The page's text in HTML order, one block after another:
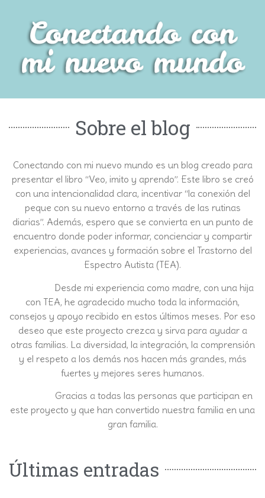
Sobre el blog
Conectando con mi nuevo mundo es un blog creado para
presentar el libro “Veo, imito y aprendo”. Este libro se creó
con una intencionalidad clara, incentivar “la conexión del
peque con su nuevo entorno a través de las rutinas
diarias”. Además, espero que se convierta en un punto de
encuentro donde poder informar, concienciar y compartir
experiencias, avances y formación sobre el Trastorno del
Espectro Autista (TEA).
Desde mi experiencia como madre, con una hija
con TEA, he agradecido mucho toda la información,
consejos y apoyo recibido en estos últimos meses. Por eso
deseo que este proyecto crezca y sirva para ayudar a
otras familias. La diversidad, la integración, la comprensión
y el respeto a los demás nos hacen más grandes, más
fuertes y mejores seres humanos.
Gracias a todas las personas que participan en
este proyecto y que han convertido nuestra familia en una
gran familia.
Últimas entradas